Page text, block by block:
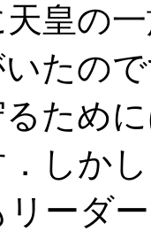
皇の
いたの
るため
しか
リーダ